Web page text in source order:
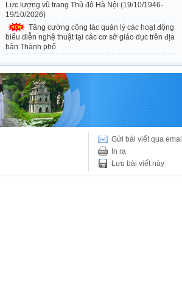
Lực lượng vũ trang Thủ đô Hà Nội (19/10/1946-
19/10/2026)
Tăng cường công tác quản lý các hoạt động
biểu diễn nghệ thuật tại các cơ sở giáo dục trên địa
bàn Thành phố
Gửi bài viết qua email
In ra
Lưu bài viết này